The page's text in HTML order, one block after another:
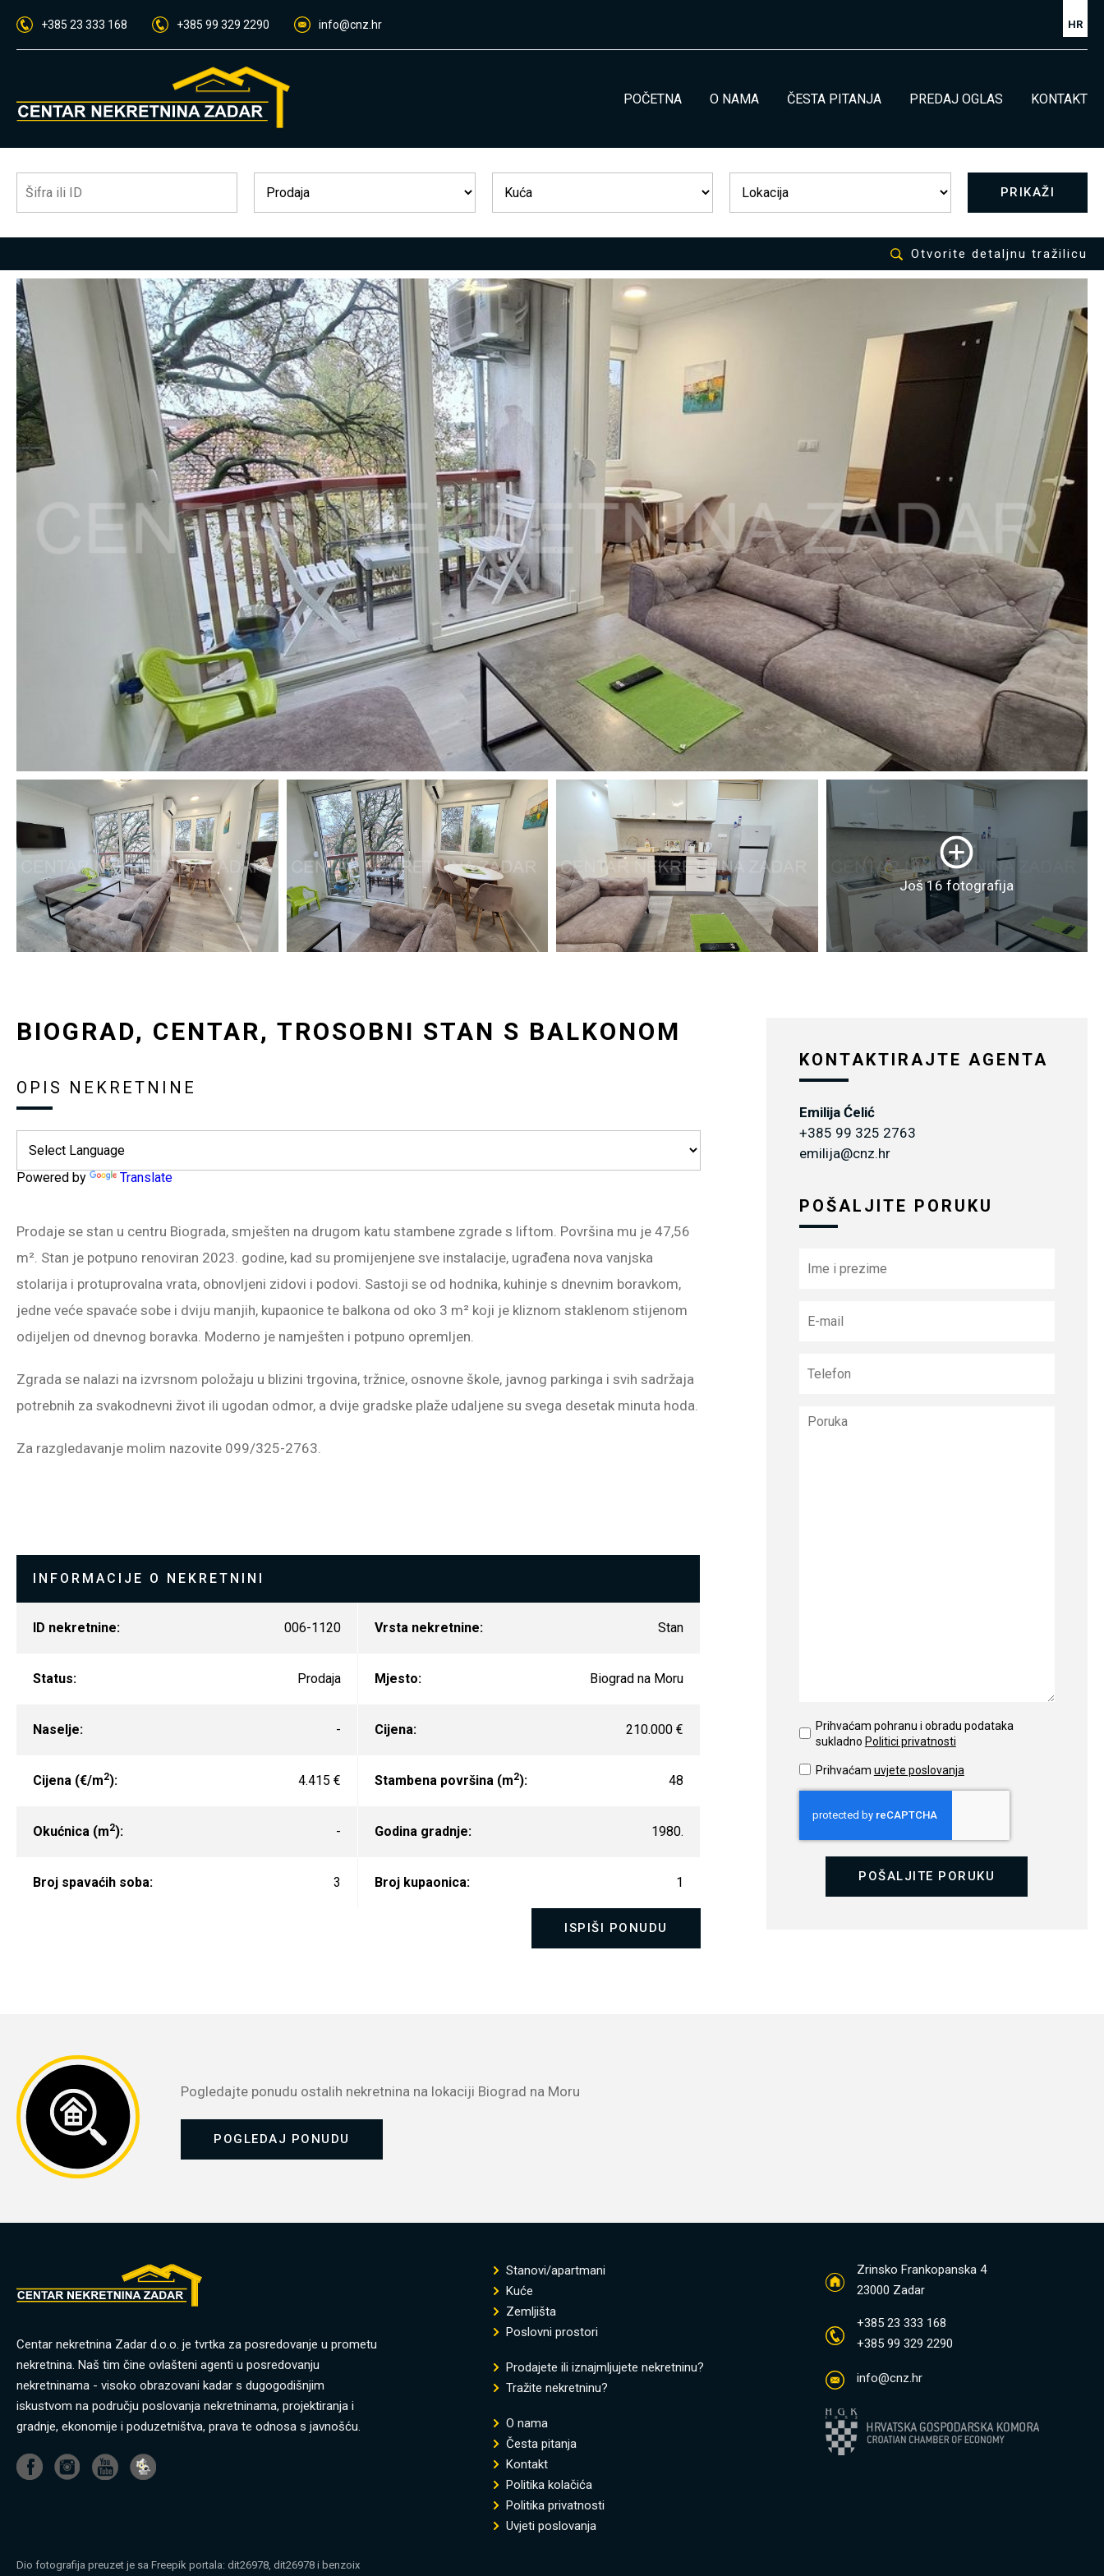
+385 23 333 168 +385 99 329 2290 info@cnz.hr HR
POČETNA O NAMA ČESTA PITANJA PREDAJ OGLAS KONTAKT
PRIKAŽI
Otvorite detaljnu tražilicu
Još 16 fotografija
BIOGRAD, CENTAR, TROSOBNI STAN S BALKONOM
OPIS NEKRETNINE
Powered by Translate
Prodaje se stan u centru Biograda, smješten na drugom katu stambene zgrade s liftom. Površina mu je 47,56
m². Stan je potpuno renoviran 2023. godine, kad su promijenjene sve instalacije, ugrađena nova vanjska
stolarija i protuprovalna vrata, obnovljeni zidovi i podovi. Sastoji se od hodnika, kuhinje s dnevnim boravkom,
jedne veće spavaće sobe i dviju manjih, kupaonice te balkona od oko 3 m² koji je kliznom staklenom stijenom
odijeljen od dnevnog boravka. Moderno je namješten i potpuno opremljen.
Zgrada se nalazi na izvrsnom položaju u blizini trgovina, tržnice, osnovne škole, javnog parkinga i svih sadržaja
potrebnih za svakodnevni život ili ugodan odmor, a dvije gradske plaže udaljene su svega desetak minuta hoda.
Za razgledavanje molim nazovite 099/325-2763.
INFORMACIJE O NEKRETNINI
ID nekretnine: 006-1120 Vrsta nekretnine: Stan
Status: Prodaja Mjesto: Biograd na Moru
Naselje: - Cijena: 210.000 €
Cijena (€/m2): 4.415 € Stambena površina (m2): 48
Okućnica (m2): - Godina gradnje: 1980.
Broj spavaćih soba: 3 Broj kupaonica: 1
ISPIŠI PONUDU
KONTAKTIRAJTE AGENTA
Emilija Ćelić
+385 99 325 2763
emilija@cnz.hr
POŠALJITE PORUKU
Prihvaćam pohranu i obradu podataka
sukladno Politici privatnosti
Prihvaćam uvjete poslovanja
POŠALJITE PORUKU
Pogledajte ponudu ostalih nekretnina na lokaciji Biograd na Moru
POGLEDAJ PONUDU
Centar nekretnina Zadar d.o.o. je tvrtka za posredovanje u prometu
nekretnina. Naš tim čine ovlašteni agenti u posredovanju
nekretninama - visoko obrazovani kadar s dugogodišnjim
iskustvom na području poslovanja nekretninama, projektiranja i
gradnje, ekonomije i poduzetništva, prava te odnosa s javnošću.
Stanovi/apartmani
Kuće
Zemljišta
Poslovni prostori
Prodajete ili iznajmljujete nekretninu?
Tražite nekretninu?
O nama
Česta pitanja
Kontakt
Politika kolačića
Politika privatnosti
Uvjeti poslovanja
Zrinsko Frankopanska 4
23000 Zadar
+385 23 333 168
+385 99 329 2290
info@cnz.hr
Dio fotografija preuzet je sa Freepik portala: dit26978, dit26978 i benzoix